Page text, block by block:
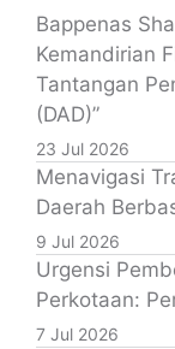
Bappenas
Kemandirian
Tantangan
(DAD)”
23 Jul 2026
Menavigasi
Daerah
9 Jul 2026
Urgensi
Perkotaan:
7 Jul 2026